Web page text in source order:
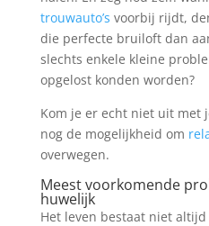
trouwauto’s voorbij rijdt,
die perfecte bruiloft dan
slechts enkele kleine
opgelost konden worden?
Kom je er echt niet uit met
nog de mogelijkheid om
overwegen.
Meest voorkomende
huwelijk
Het leven bestaat niet